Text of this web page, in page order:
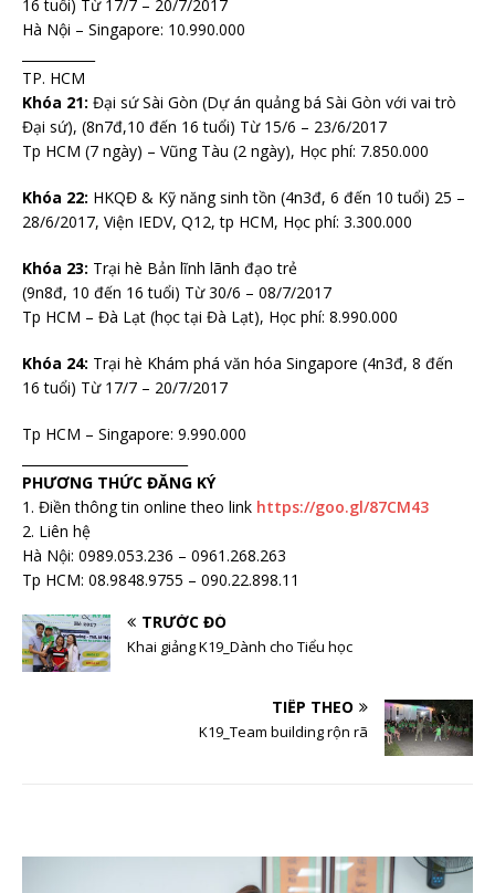
16 tuổi) Từ 17/7 – 20/7/2017
Hà Nội – Singapore: 10.990.000
TP. HCM
Khóa 21: Đại sứ Sài Gòn (Dự án quảng bá Sài Gòn với vai trò
Đại sứ), (8n7đ,10 đến 16 tuổi) Từ 15/6 – 23/6/2017
Tp HCM (7 ngày) – Vũng Tàu (2 ngày), Học phí: 7.850.000
Khóa 22: HKQĐ & Kỹ năng sinh tồn (4n3đ, 6 đến 10 tuổi) 25 –
28/6/2017, Viện IEDV, Q12, tp HCM, Học phí: 3.300.000
Khóa 23: Trại hè Bản lĩnh lãnh đạo trẻ
(9n8đ, 10 đến 16 tuổi) Từ 30/6 – 08/7/2017
Tp HCM – Đà Lạt (học tại Đà Lạt), Học phí: 8.990.000
Khóa 24: Trại hè Khám phá văn hóa Singapore (4n3đ, 8 đến
16 tuổi) Từ 17/7 – 20/7/2017
Tp HCM – Singapore: 9.990.000
PHƯƠNG THỨC ĐĂNG KÝ
1. Điền thông tin online theo link https://goo.gl/87CM43
2. Liên hệ
Hà Nội: 0989.053.236 – 0961.268.263
Tp HCM: 08.9848.9755 – 090.22.898.11
TRƯỚC ĐÓ
Khai giảng K19_Dành cho Tiểu học
TIẾP THEO
K19_Team building rộn rã